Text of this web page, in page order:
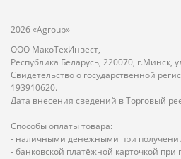
2026 «Agroup»
ООО МакоТехИнвест,
Республика Беларусь, 220070, г.Минск,
Свидетельство о государственной
193910620.
Дата внесения сведений в Торговый
Способы оплаты товара:
- наличными денежными при
- банковской платёжной карточкой при